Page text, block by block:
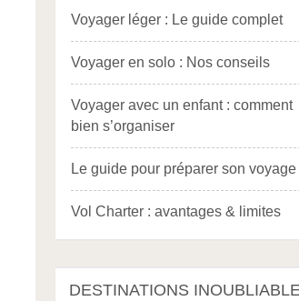
Voyager léger : Le guide complet
Voyager en solo : Nos conseils
Voyager avec un enfant : comment
bien s’organiser
Le guide pour préparer son voyage
Vol Charter : avantages & limites
DESTINATIONS